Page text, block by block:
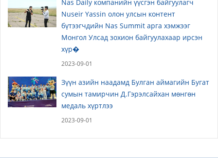
Nas Daily компанийн үүсгэн байгуулагч
Nuseir Yassin олон улсын контент
бүтээгчдийн Nas Summit арга хэмжээг
Монгол Улсад зохион байгуулахаар ирсэн
хүр�
2023-09-01
Зүүн азийн наадамд Булган аймагийн Бугат
сумын тамирчин Д.Гэрэлсайхан мөнгөн
медаль хүртлээ
2023-09-01